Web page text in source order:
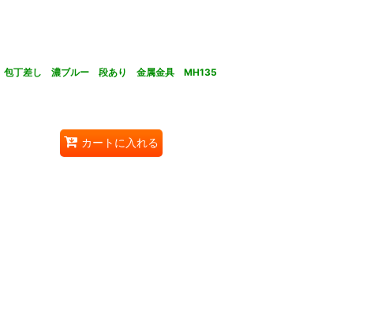
包丁差し 濃ブルー 段あり 金属金具 MH135
カートに入れる